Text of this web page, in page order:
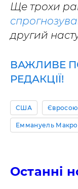
Ще трохи
другий
ВАЖЛИВЕ
РЕДАКЦІЇ!
США
Еммануель
Останні